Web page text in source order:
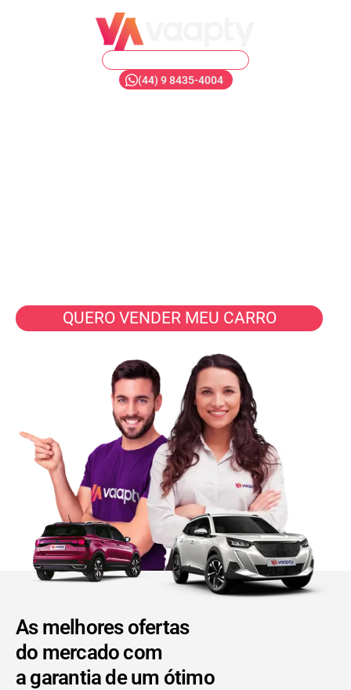
(44) 9 8435-4004
QUERO VENDER MEU CARRO
As melhores ofertas
do mercado com
a garantia de um ótimo